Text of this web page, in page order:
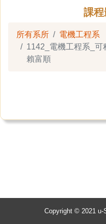
課
所有系所
電機工程系
1142_電機工程系_可
賴富順
Copyright © 2021 u-